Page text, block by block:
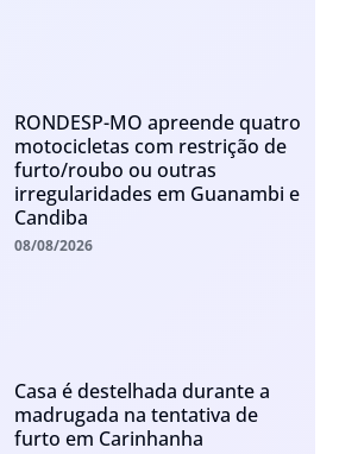
RONDESP-MO apreende quatro
motocicletas com restrição de
furto/roubo ou outras
irregularidades em Guanambi e
Candiba
08/08/2026
Casa é destelhada durante a
madrugada na tentativa de
furto em Carinhanha